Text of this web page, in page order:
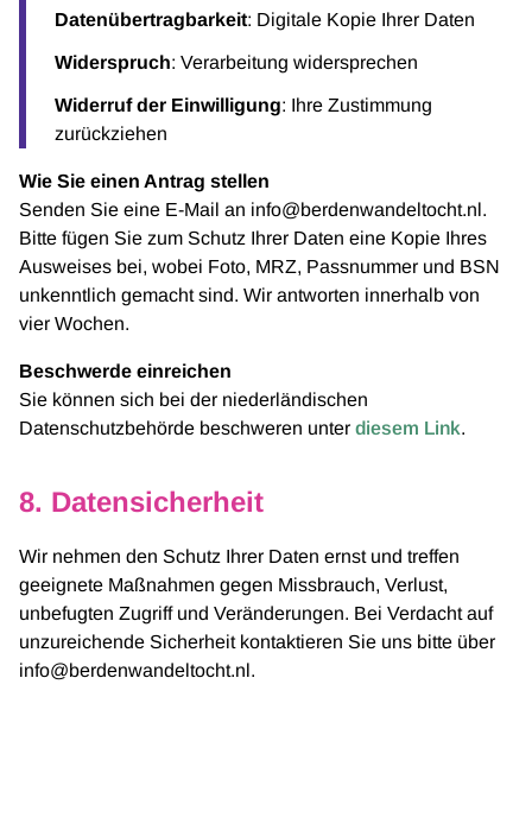
Datenübertragbarkeit: Digitale Kopie Ihrer Daten
Widerspruch: Verarbeitung widersprechen
Widerruf der Einwilligung: Ihre Zustimmung
zurückziehen
Wie Sie einen Antrag stellen
Senden Sie eine E-Mail an info@berdenwandeltocht.nl.
Bitte fügen Sie zum Schutz Ihrer Daten eine Kopie Ihres
Ausweises bei, wobei Foto, MRZ, Passnummer und BSN
unkenntlich gemacht sind. Wir antworten innerhalb von
vier Wochen.
Beschwerde einreichen
Sie können sich bei der niederländischen
Datenschutzbehörde beschweren unter diesem Link.
8. Datensicherheit
Wir nehmen den Schutz Ihrer Daten ernst und treffen
geeignete Maßnahmen gegen Missbrauch, Verlust,
unbefugten Zugriff und Veränderungen. Bei Verdacht auf
unzureichende Sicherheit kontaktieren Sie uns bitte über
info@berdenwandeltocht.nl.